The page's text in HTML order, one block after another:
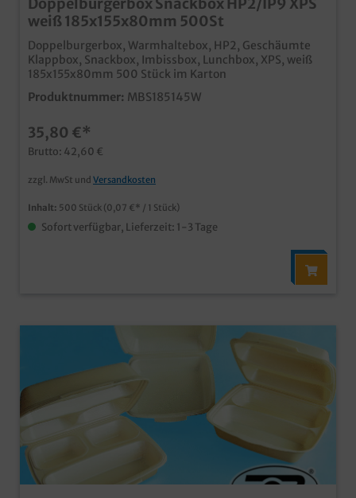
weiß 185x155x80mm 500St
Doppelburgerbox, Warmhaltebox, HP2, Geschäumte
Klappbox, Snackbox, Imbissbox, Lunchbox, XPS, weiß
185x155x80mm 500 Stück im Karton
Produktnummer: MBS185145W
35,80 €*
Brutto: 42,60 €
zzgl. MwSt und Versandkosten
Inhalt: 500 Stück (0,07 €* / 1 Stück)
Sofort verfügbar, Lieferzeit: 1-3 Tage